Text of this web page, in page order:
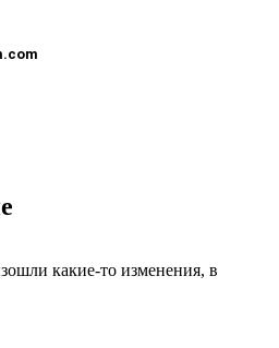
какие-то изменения, в